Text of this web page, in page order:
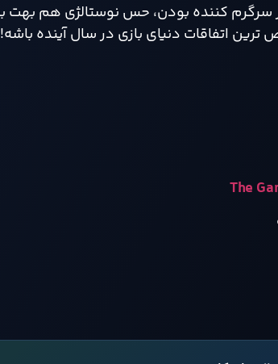
اتفاقات دنیای بازی در سال آینده باشه!